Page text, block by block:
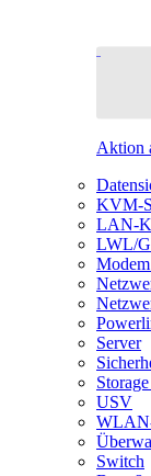
Aktion
KVM-
LAN-
LWL/
Server
USV
Switch